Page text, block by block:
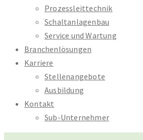
Prozessleittechnik
Schaltanlagenbau
Service und Wartung
Branchenlösungen
Karriere
Stellenangebote
Ausbildung
Kontakt
Sub-Unternehmer